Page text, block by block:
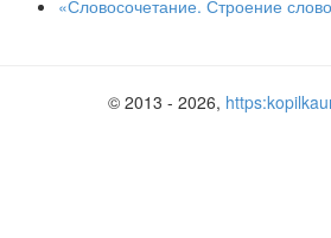
«Словосочетание. Строение
© 2013 - 2026,